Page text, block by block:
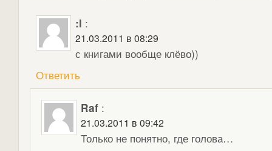
:l :
21.03.2011 в 08:29
с книгами вообще клёво))
Ответить
Raf :
21.03.2011 в 09:42
Только не понятно, где голова…